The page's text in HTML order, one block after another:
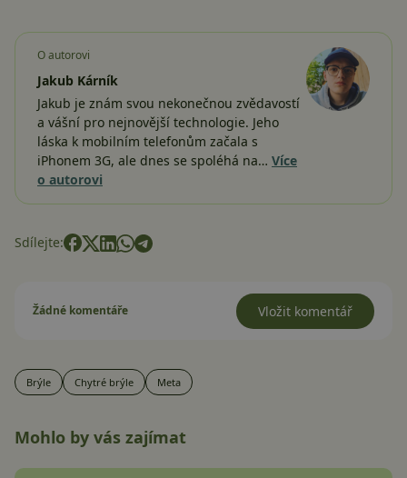
O autorovi
Jakub Kárník
Jakub je znám svou nekonečnou zvědavostí
a vášní pro nejnovější technologie. Jeho
láska k mobilním telefonům začala s
iPhonem 3G, ale dnes se spoléhá na… Více
o autorovi
Sdílejte:
Žádné komentáře Vložit komentář
Brýle Chytré brýle Meta
Mohlo by vás zajímat